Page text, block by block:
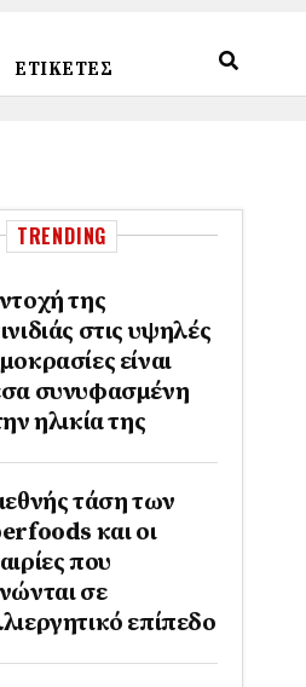
ΕΤΙΚΕΤΕΣ
TRENDING
της
στις υψηλές
είναι
συνυφασμένη
ηλικία της
τάση των
και οι
που
σε
επίπεδο